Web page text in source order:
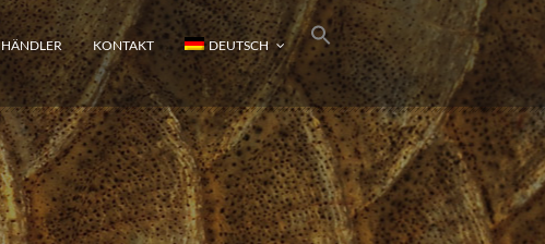
HÄNDLER KONTAKT DEUTSCH